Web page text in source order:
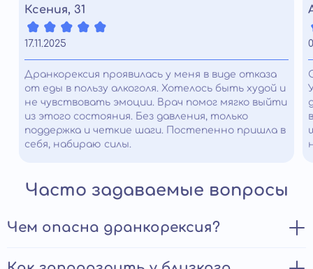
Ксения, 31
17.11.2025
Дранкорексия проявилась у меня в виде отказа
от еды в пользу алкоголя. Хотелось быть худой и
не чувствовать эмоции. Врач помог мягко выйти
из этого состояния. Без давления, только
поддержка и четкие шаги. Постепенно пришла в
себя, набираю силы.
Часто задаваемые вопросы
Чем опасна дранкорексия?
Дранкорексия, прежде всего, опасна формированием